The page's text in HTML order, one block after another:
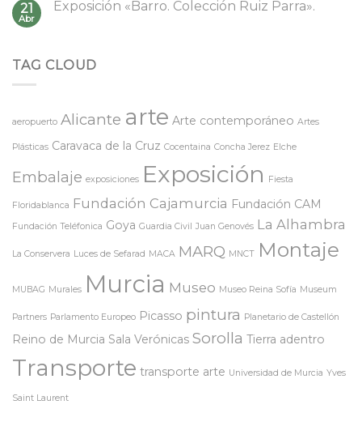
21
Abr
Exposición «Barro. Colección Ruiz Parra».
TAG CLOUD
aeropuerto Alicante arte Arte contemporáneo Artes
Plásticas Caravaca de la Cruz Cocentaina Concha Jerez Elche
Embalaje exposiciones Exposición Fiesta
Floridablanca Fundación Cajamurcia Fundación CAM
Fundación Teléfonica Goya Guardia Civil Juan Genovés La Alhambra
La Conservera Luces de Sefarad MACA MARQ MNCT Montaje
MUBAG Murales Murcia Museo Museo Reina Sofía Museum
Partners Parlamento Europeo Picasso pintura Planetario de Castellón
Reino de Murcia Sala Verónicas Sorolla Tierra adentro
Transporte transporte arte Universidad de Murcia Yves
Saint Laurent